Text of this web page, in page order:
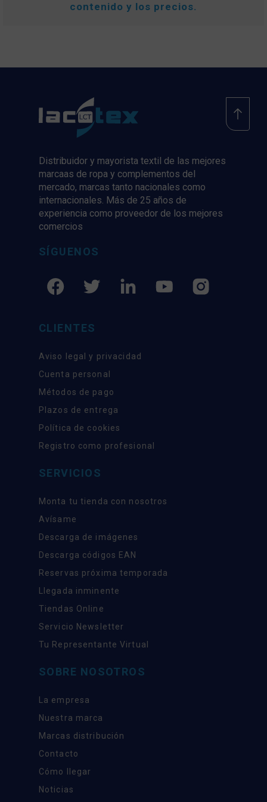
contenido y los precios.
Distribuidor y mayorista textil de las mejores
marcaas de ropa y complementos del
mercado, marcas tanto nacionales como
internacionales. Más de 25 años de
experiencia como proveedor de los mejores
comercios
SÍGUENOS
CLIENTES
Aviso legal y privacidad
Cuenta personal
Métodos de pago
Plazos de entrega
Política de cookies
Registro como profesional
SERVICIOS
Monta tu tienda con nosotros
Avísame
Descarga de imágenes
Descarga códigos EAN
Reservas próxima temporada
Llegada inminente
Tiendas Online
Servicio Newsletter
Tu Representante Virtual
SOBRE NOSOTROS
La empresa
Nuestra marca
Marcas distribución
Contacto
Cómo llegar
Noticias